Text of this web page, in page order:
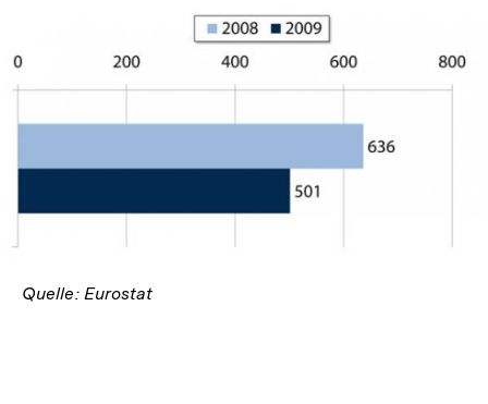
Lightbox
öffnen
Quelle: Eurostat